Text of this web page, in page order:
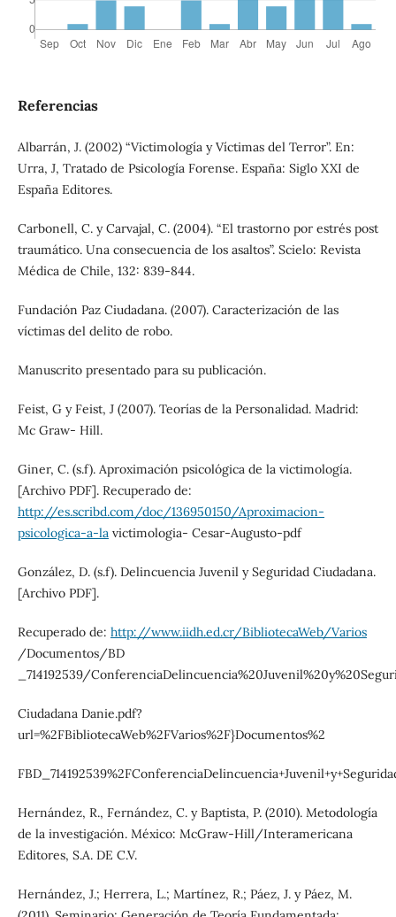
Referencias
Albarrán, J. (2002) “Victimología y Víctimas del Terror”. En:
Urra, J, Tratado de Psicología Forense. España: Siglo XXI de
España Editores.
Carbonell, C. y Carvajal, C. (2004). “El trastorno por estrés post
traumático. Una consecuencia de los asaltos”. Scielo: Revista
Médica de Chile, 132: 839-844.
Fundación Paz Ciudadana. (2007). Caracterización de las
víctimas del delito de robo.
Manuscrito presentado para su publicación.
Feist, G y Feist, J (2007). Teorías de la Personalidad. Madrid:
Mc Graw- Hill.
Giner, C. (s.f). Aproximación psicológica de la victimología.
[Archivo PDF]. Recuperado de:
http://es.scribd.com/doc/136950150/Aproximacion-
psicologica-a-lavictimologia- Cesar-Augusto-pdf
González, D. (s.f). Delincuencia Juvenil y Seguridad Ciudadana.
[Archivo PDF].
Recuperado de: http://www.iidh.ed.cr/BibliotecaWeb/Varios
/Documentos/BD
_714192539/
Ciudadana Danie.pdf?
url=%2FBibliotecaWeb%2FVarios%2F}Documentos%2
Hernández, R., Fernández, C. y Baptista, P. (2010). Metodología
de la investigación. México: McGraw-Hill/Interamericana
Editores, S.A. DE C.V.
Hernández, J.; Herrera, L.; Martínez, R.; Páez, J. y Páez, M.